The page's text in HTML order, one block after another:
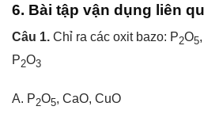
6. Bài tập vận dụng liên
Câu 1. Chỉ ra các oxit bazo: P2O5
P2O3
A. P2O5, CaO, CuO